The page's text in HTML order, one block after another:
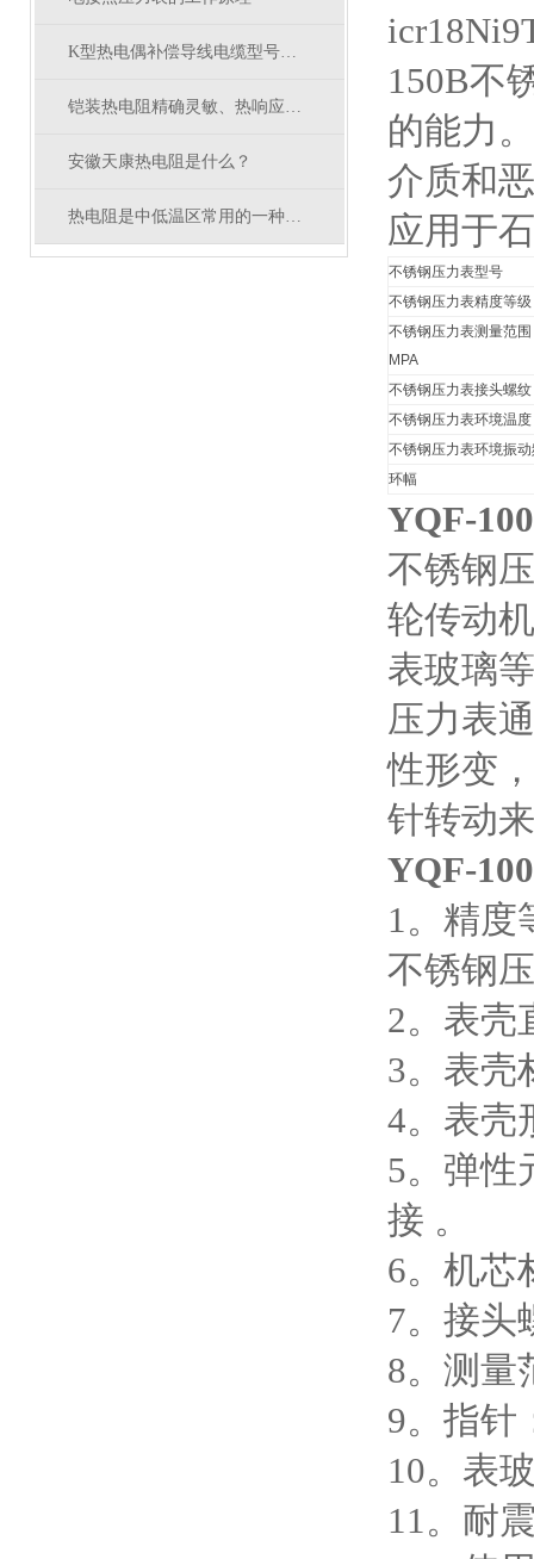
K型热电偶补偿导线电缆型号及选型参数
铠装热电阻精确灵敏、热响应时间快
安徽天康热电阻是什么？
热电阻是中低温区常用的一种温度传感器
150B不
的能力
介质和
应用于
不锈钢压力表型号
不锈钢压力表精度等级
不锈钢压力表测量范围
MPA
不锈钢压力表接头螺纹
不锈钢压力表环境温度
不锈钢压力表环境振
环幅
YQF-
不锈钢
轮传动
表玻璃等
压力表
性形变
针转动
YQF-
1。精度
不锈钢
2。表壳
3。表壳
4。表壳
5。弹性
接 。
6。机芯
7。接头
8。测量
9。指针
10。表
11。耐